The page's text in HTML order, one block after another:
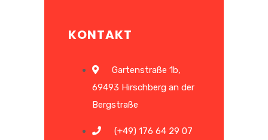
KONTAKT
Gartenstraße 1b,
69493 Hirschberg an der
Bergstraße
(+49) 176 64 29 07